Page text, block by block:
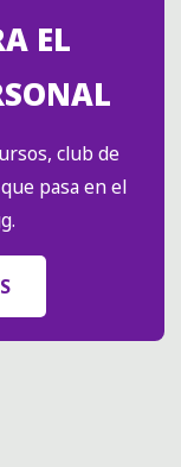
EL
club de
pasa en el